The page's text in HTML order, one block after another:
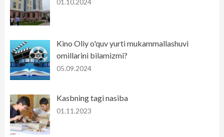
01.10.2024
Kino Oliy o'quv yurti mukammallashuvi
omillarini bilamizmi?
05.09.2024
Kasbning tagi nasiba
01.11.2023